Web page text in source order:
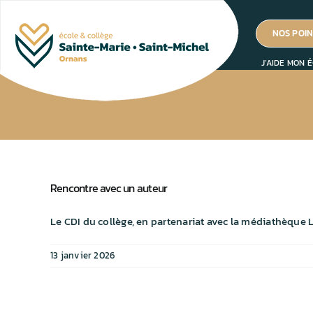
contenu
NOS
J’AIDE MON
Rencontre avec un auteur
Le CDI du collège, en partenariat avec la médiathèque
13 janvier 2026